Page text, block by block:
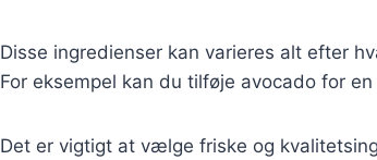
Disse ingredienser kan varieres alt efter
For eksempel kan du tilføje avocado for
Det er vigtigt at vælge friske og